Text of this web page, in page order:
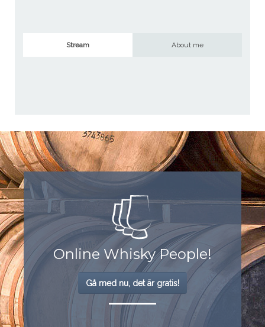
Stream About me
Online Whisky People!
Gå med nu, det är gratis!